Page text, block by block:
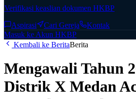
Verifikasi keaslian dokumen HKBP
Aspirasi Cari Gereja
Kontak
Masuk ke Akun HKBP
Kembali ke BeritaBerita
Mengawali Tahun
Distrik X Medan